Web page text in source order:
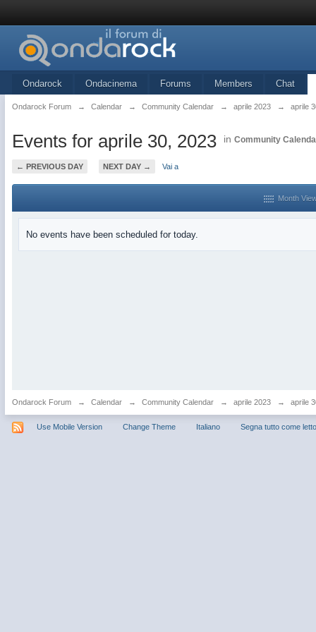
Ondarock Ondacinema Forums Members Chat
Ondarock Forum → Calendar → Community Calendar → aprile 2023 → aprile
Events for aprile 30, 2023 in Community
← PREVIOUS DAY NEXT DAY → Vai a
Month
No events have been scheduled for today.
Ondarock Forum → Calendar → Community Calendar → aprile 2023 → aprile
Use Mobile Version Change Theme Italiano Segna tutto come letto